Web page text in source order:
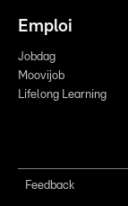
Emploi
Jobdag
Moovijob
Lifelong Learning
Feedback